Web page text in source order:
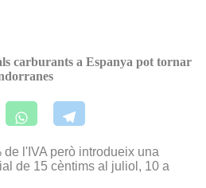
carburants a Espanya pot tornar
l'IVA però introdueix una
de 15 cèntims al juliol, 10 a